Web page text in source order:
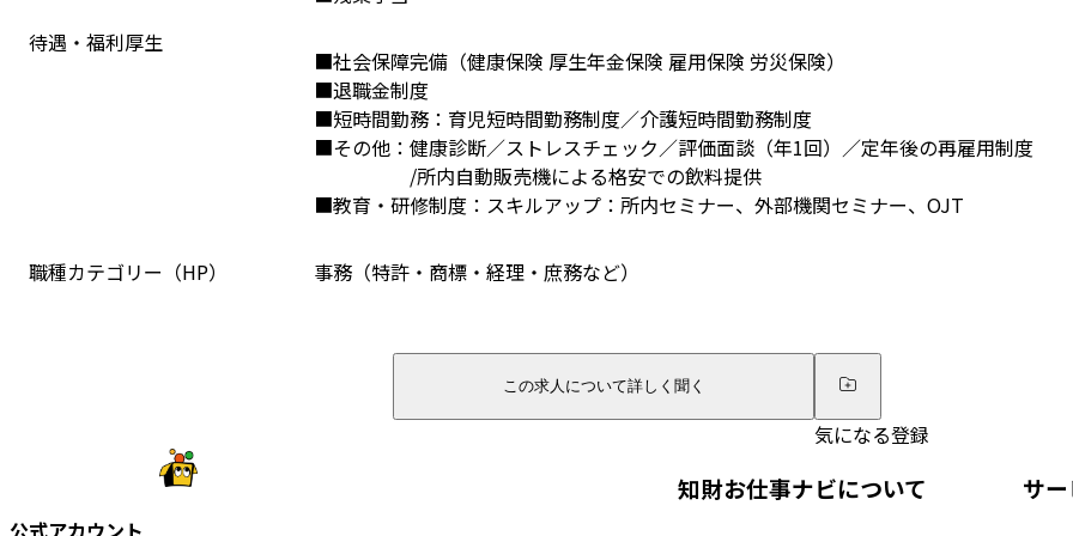
待遇・福利厚生
■社会保障完備（健康保険 厚生年金保険 雇用保険 労災保険）
■退職金制度
■短時間勤務：育児短時間勤務制度／介護短時間勤務制度
■その他：健康診断／ストレスチェック／評価面談（年1回）／定年後の再雇用制度
/所内自動販売機による格安での飲料提供
■教育・研修制度：スキルアップ：所内セミナー、外部機関セミナー、OJT
職種カテゴリー（HP） 事務（特許・商標・経理・庶務など）
この求人について詳しく聞く
気になる登録
知財お仕事ナビについて サ